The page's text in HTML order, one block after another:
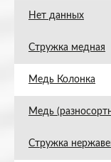
Нет данных
Стружка медная
Медь Колонка
Медь
Стружка